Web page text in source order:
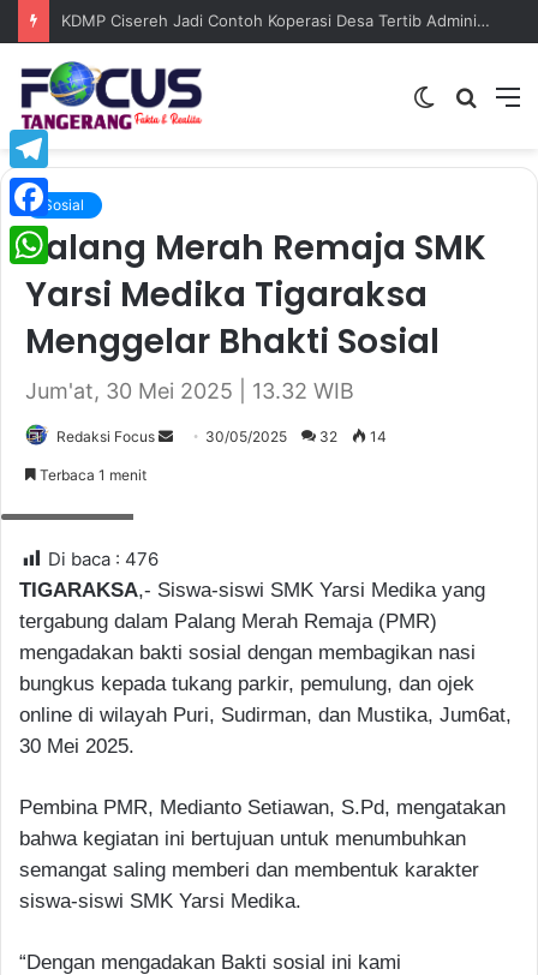
KDMP Cisereh Jadi Contoh Koperasi Desa Tertib Administrasi, Camat Tigaraksa Beri Apresiasi Tinggi
Switch
Sosial
Palang Merah Remaja SMK
Yarsi Medika Tigaraksa
Menggelar Bhakti Sosial
Jum'at, 30 Mei 2025 | 13.32 WIB
Redaksi Focus
n
e
i
l
30/05/2025 32 14
Terbaca 1 menit
Di baca : 476
TIGARAKSA,- Siswa-siswi SMK Yarsi Medika yang
tergabung dalam Palang Merah Remaja (PMR)
mengadakan bakti sosial dengan membagikan nasi
bungkus kepada tukang parkir, pemulung, dan ojek
online di wilayah Puri, Sudirman, dan Mustika, Jum6at,
30 Mei 2025.
Pembina PMR, Medianto Setiawan, S.Pd, mengatakan
bahwa kegiatan ini bertujuan untuk menumbuhkan
semangat saling memberi dan membentuk karakter
siswa-siswi SMK Yarsi Medika.
“Dengan mengadakan Bakti sosial ini kami
Telegram
Facebook
WhatsApp